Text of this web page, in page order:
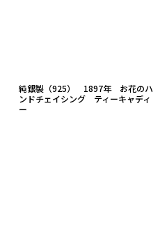
純銀製（925） 1897年 お花のハ
ンドチェイシング ティーキャディ
ー